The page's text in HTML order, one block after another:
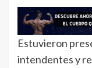
Estuvieron
intendentes y